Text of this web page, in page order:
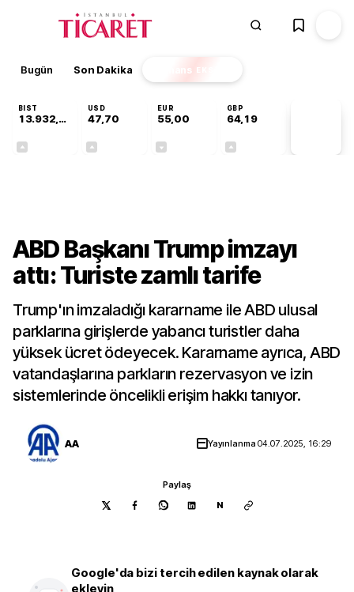
Bugün Son Dakika Finans EKSTRA
BIST
13.932,50
USD
47,70
EUR
55,00
GBP
64,19
ABD Başkanı Trump imzayı
attı: Turiste zamlı tarife
Trump'ın imzaladığı kararname ile ABD ulusal
parklarına girişlerde yabancı turistler daha
yüksek ücret ödeyecek. Kararname ayrıca, ABD
vatandaşlarına parkların rezervasyon ve izin
sistemlerinde öncelikli erişim hakkı tanıyor.
AA Yayınlanma04.07.2025, 16:29
Paylaş
N
Google'da bizi tercih edilen kaynak olarak
ekleyin